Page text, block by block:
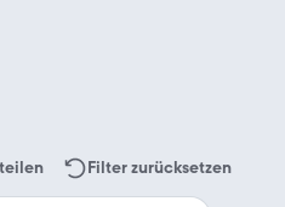
Filter zurücksetzen